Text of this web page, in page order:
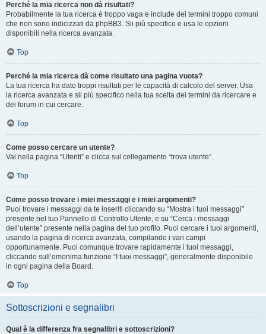
Perché la mia ricerca non dà risultati?
Probabilmente la tua ricerca è troppo vaga e include dei termini troppo comuni
che non sono indicizzati da phpBB3. Sii più specifico e usa le opzioni
disponibili nella ricerca avanzata.
Top
Perché la mia ricerca dà come risultato una pagina vuota?
La tua ricerca ha dato troppi risultati per le capacità di calcolo del server. Usa
la ricerca avanzata e sii più specifico nella tua scelta dei termini da ricercare e
dei forum in cui cercare.
Top
Come posso cercare un utente?
Vai nella pagina “Utenti” e clicca sul collegamento “trova utente”.
Top
Come posso trovare i miei messaggi e i miei argomenti?
Puoi trovare i messaggi da te inseriti cliccando su “Mostra i tuoi messaggi”
presente nel tuo Pannello di Controllo Utente, e su “Cerca i messaggi
dell’utente” presente nella pagina del tuo profilo. Puoi cercare i tuoi argomenti,
usando la pagina di ricerca avanzata, compilando i vari campi
opportunamente. Puoi comunque trovare rapidamente i tuoi messaggi,
cliccando sull’omonima funzione “I tuoi messaggi”, generalmente disponibile
in ogni pagina della Board.
Top
Sottoscrizioni e segnalibri
Qual è la differenza fra segnalibri e sottoscrizioni?